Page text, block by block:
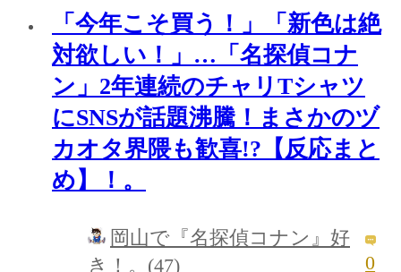
「今年こそ買う！」「新色は絶
対欲しい！」…「名探偵コナ
ン」2年連続のチャリTシャツ
にSNSが話題沸騰！まさかのヅ
カオタ界隈も歓喜!?【反応まと
め】！。
岡山で『名探偵コナン』好
き！。(47)
0